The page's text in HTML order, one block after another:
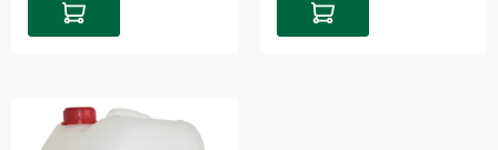
In den Warenkorb In den Warenkorb